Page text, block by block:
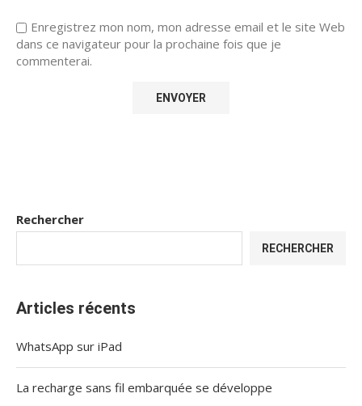
Enregistrez mon nom, mon adresse email et le site Web
dans ce navigateur pour la prochaine fois que je
commenterai.
Rechercher
RECHERCHER
Articles récents
WhatsApp sur iPad
La recharge sans fil embarquée se développe